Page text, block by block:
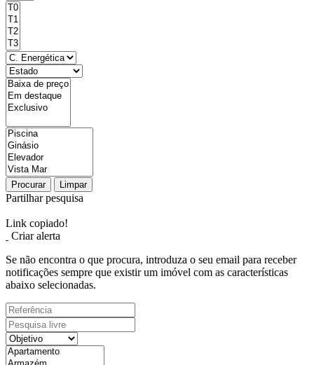
Procurar Limpar
Partilhar pesquisa
Link copiado!
Criar alerta
Se não encontra o que procura, introduza o seu email para receber
notificações sempre que existir um imóvel com as características
abaixo selecionadas.